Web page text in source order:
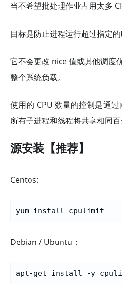
当不希望批处理作业占用太多
目标是防止进程运行超过指定的
它不会更改 nice 值或其他调度
整个系统负载。
使用的 CPU 数量的控制是通过
所有子进程和线程将共享相同百
源安装【推荐】
Centos:
Debian / Ubuntu：